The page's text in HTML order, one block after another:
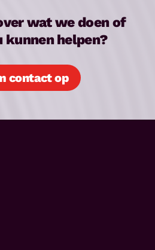
wat we doen of
kunnen helpen?
contact op